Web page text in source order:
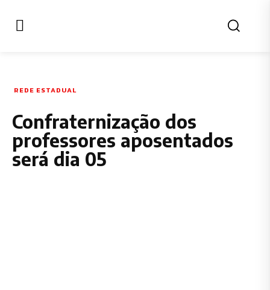
REDE ESTADUAL
Confraternização dos
professores aposentados
será dia 05